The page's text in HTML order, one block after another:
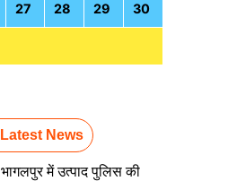
27 28 29 30
Latest News
भागलपुर में उत्पाद पुलिस की